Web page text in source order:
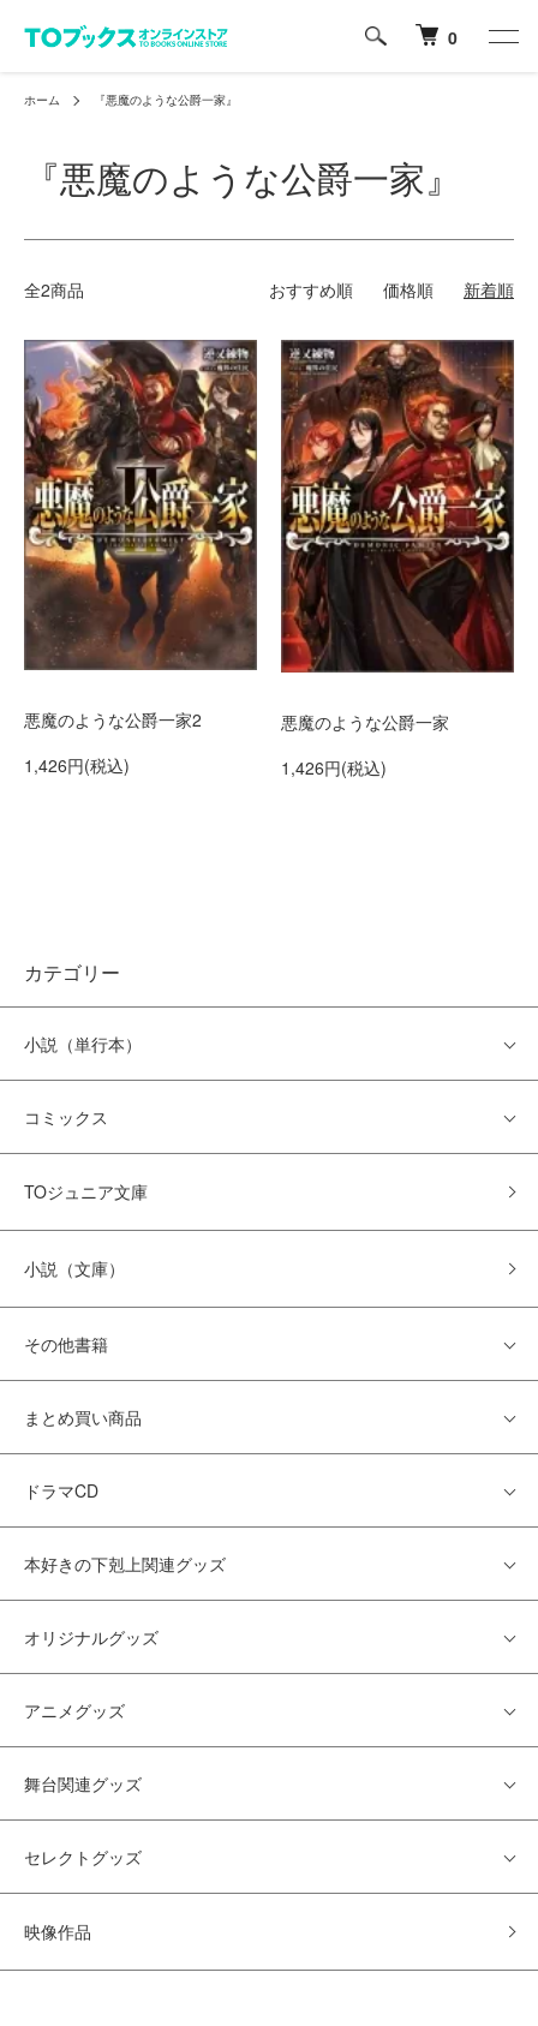
0
ホーム 『悪魔のような公爵一家』
『悪魔のような公爵一家』
全2商品 おすすめ順 価格順 新着順
悪魔のような公爵一家2
1,426円(税込)
悪魔のような公爵一家
1,426円(税込)
カテゴリー
小説（単行本）
コミックス
TOジュニア文庫
小説（文庫）
その他書籍
まとめ買い商品
ドラマCD
本好きの下剋上関連グッズ
オリジナルグッズ
アニメグッズ
舞台関連グッズ
セレクトグッズ
映像作品